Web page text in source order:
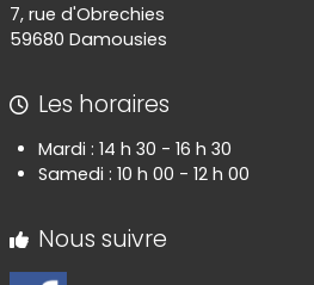
7, rue d'Obrechies
59680 Damousies
Les horaires
Mardi : 14 h 30 - 16 h 30
Samedi : 10 h 00 - 12 h 00
Nous suivre